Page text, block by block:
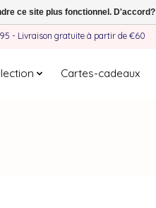
- Livraison gratuite à partir de €60
Cartes-cadeaux
ce site plus fonctionnel. D'accord?